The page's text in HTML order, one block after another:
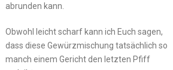
abrunden kann.
Obwohl leicht scharf kann ich Euch sagen,
dass diese Gewürzmischung tatsächlich so
manch einem Gericht den letzten Pfiff